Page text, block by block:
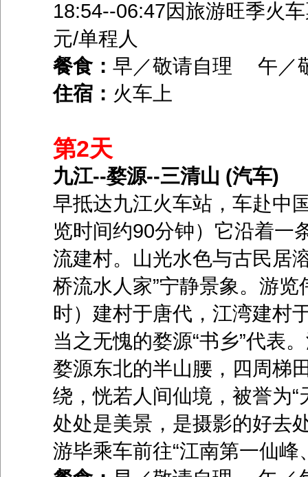
18:54--06:47因旅游旺季火
元/单程人
餐食： 早／敬请自理 午
住宿： 火车上
第2天
九江--婺源--三清山 (汽车)
早抵达九江火车站，车赴中
览时间约90分钟）它沿着一
流建村。山光水色与古民居
桥流水人家”宁静景象。游
时）建村于唐代，江湾建村
当之无愧的婺源“书乡”代表
婺源东北的半山腰，四周梯
绕，恍若人间仙境，被誉为
处处是美景，是摄影的好去
游毕乘车前往“江南第一仙